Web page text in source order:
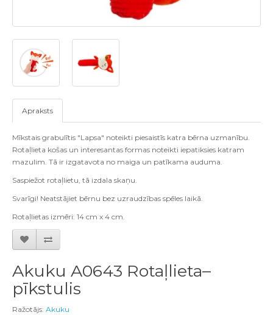
Apraksts
Mīkstais grabulītis "Lapsa" noteikti piesaistīs katra bērna uzmanību.
Rotaļlieta košas un interesantas formas noteikti iepatiksies katram
mazulim. Tā ir izgatavota no maiga un patīkama auduma.
Saspiežot rotaļlietu, tā izdala skaņu.
Svarīgi! Neatstājiet bērnu bez uzraudzības spēles laikā.
Rotaļlietas izmēri: 14 cm x 4 cm.
Akuku A0643 Rotaļlieta–
pīkstulis
Ražotājs: Akuku